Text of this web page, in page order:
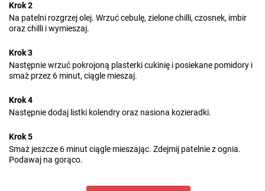
Krok 2
Na patelni rozgrzej olej. Wrzuć cebulę, zielone chilli, czosnek, imbir
oraz chilli i wymieszaj.
Krok 3
Następnie wrzuć pokrojoną plasterki cukinię i posiekane pomidory i
smaż przez 6 minut, ciągle mieszaj.
Krok 4
Następnie dodaj listki kolendry oraz nasiona kozieradki.
Krok 5
Smaż jeszcze 6 minut ciągle mieszając. Zdejmij patelnie z ognia.
Podawaj na gorąco.